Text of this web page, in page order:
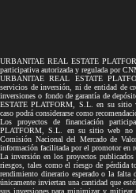
URBANITAE REAL ESTATE
participativa autorizada y regulada por
URBANITAE REAL ESTATE
servicios de inversión, ni de entidad de
inversiones o fondo de garantía de
ESTATE PLATFORM, S.L. en su sitio
caso podrá considerarse como
Los proyectos de financiación
PLATFORM, S.L. en su sitio web no
Comisión Nacional del Mercado de
información facilitada por el promotor en
La inversión en los proyectos
riesgos, tales como el riesgo de pérdida
rendimiento dinerario esperado o la
únicamente inviertan una cantidad que
sus inversiones para minimizar y mitigar